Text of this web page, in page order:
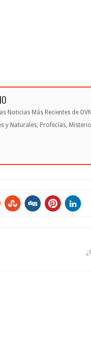
Noticias Más Recientes de
y Naturales, Profecías,